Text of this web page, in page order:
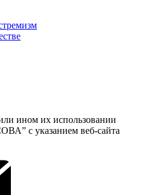
ином их использовании
с указанием веб-сайта